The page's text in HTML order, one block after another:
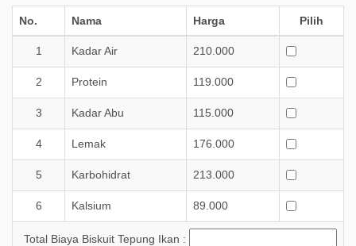
No. Nama Harga Pilih
1 Kadar Air 210.000
2 Protein 119.000
3 Kadar Abu 115.000
4 Lemak 176.000
5 Karbohidrat 213.000
6 Kalsium 89.000
Total Biaya Biskuit Tepung Ikan :